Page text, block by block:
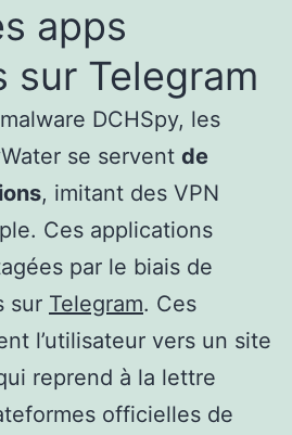
apps
sur Telegram
DCHSpy, les
se servent de
, imitant des VPN
Ces applications
par le biais de
sur Telegram. Ces
l’utilisateur vers un site
reprend à la lettre
officielles de